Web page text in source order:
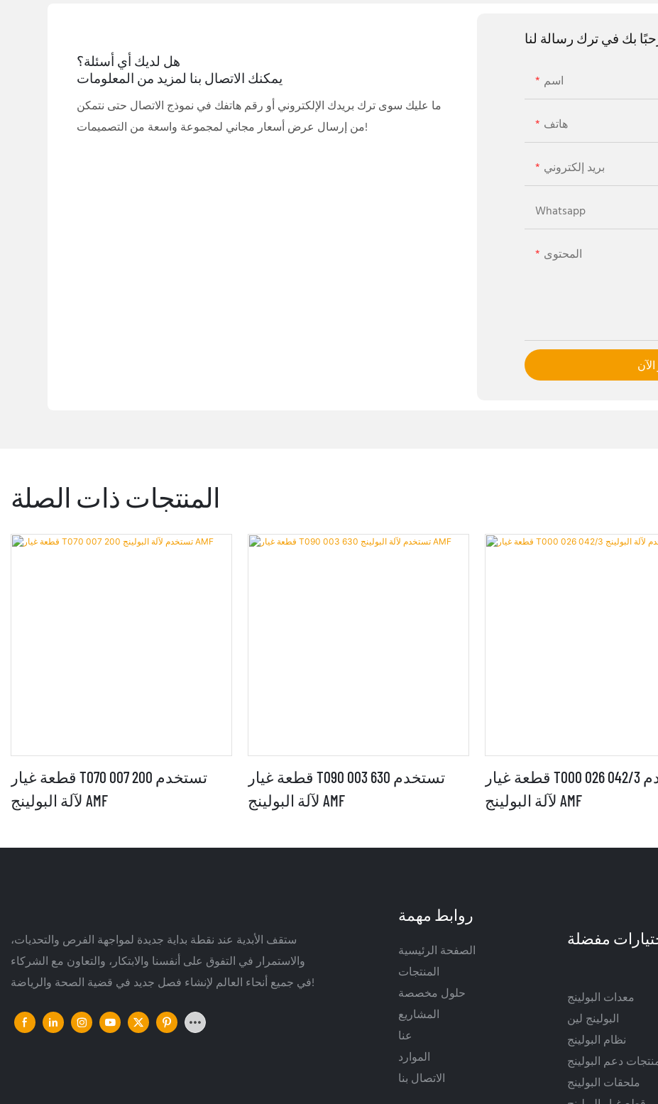
هل لديك أي أسئلة؟
يمكنك الاتصال بنا لمزيد من المعلومات
ما عليك سوى ترك بريدك الإلكتروني أو رقم هاتفك في نموذج الاتصال حتى نتمكن
من إرسال عرض أسعار مجاني لمجموعة واسعة من التصميمات!
بك في ترك رسالة لنا
اسم
هاتف
بريد إلكتروني
Whatsapp
المحتوى
المنتجات ذات الصلة
قطعة غيار T070 007 200 تستخدم
لآلة البولينج AMF
قطعة غيار T090 003 630 تستخدم
لآلة البولينج AMF
قطعة غيار T000 026 042/3 تستخدم
لآلة البولينج AMF
ستقف الأبدية عند نقطة بداية جديدة لمواجهة الفرص والتحديات،
والاستمرار في التفوق على أنفسنا والابتكار، والتعاون مع الشركاء
في جميع أنحاء العالم لإنشاء فصل جديد في قضية الصحة والرياضة!
روابط مهمة
الصفحة الرئيسية
المنتجات
حلول مخصصة
المشاريع
عنا
الموارد
الاتصال بنا
معدات البولينج
البولينج لين
نظام البولينج
دعم البولينج
ملحقات البولينج